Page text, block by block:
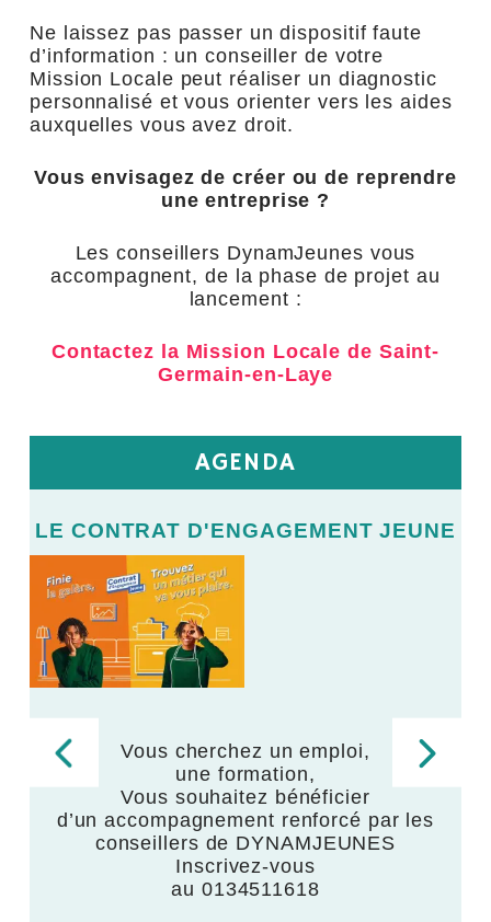
Ne laissez pas passer un dispositif faute
d’information : un conseiller de votre
Mission Locale peut réaliser un diagnostic
personnalisé et vous orienter vers les aides
auxquelles vous avez droit.
Vous envisagez de créer ou de reprendre
une entreprise ?
Les conseillers DynamJeunes vous
accompagnent, de la phase de projet au
lancement :
Contactez la Mission Locale de Saint-
Germain-en-Laye
AGENDA
LE CONTRAT D'ENGAGEMENT JEUNE
Vous cherchez un emploi,
une formation,
Vous souhaitez bénéficier
d’un accompagnement renforcé par les
conseillers de DYNAMJEUNES
Inscrivez-vous
au 0134511618